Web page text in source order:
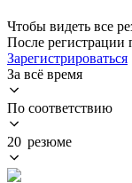
Чтобы видеть все
После
Зарегистрироваться
За всё время
По соответствию
20 резюме